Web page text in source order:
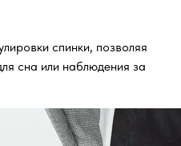
спинки, позволяя
сна или наблюдения за